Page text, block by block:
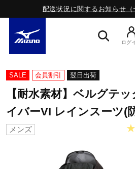
配送状況に関するお知らせ（
スニーカー
ライフスタイルウエア
ログ
SALE 会員割引 翌日出荷
【耐水素材】ベルグテ
イバーVI レインスーツ(
メンズ